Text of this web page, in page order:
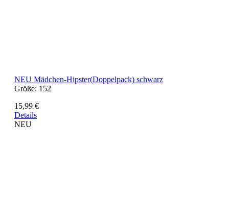
NEU Mädchen-Hipster(Doppelpack) schwarz
Größe: 152
15,99 €
Details
NEU